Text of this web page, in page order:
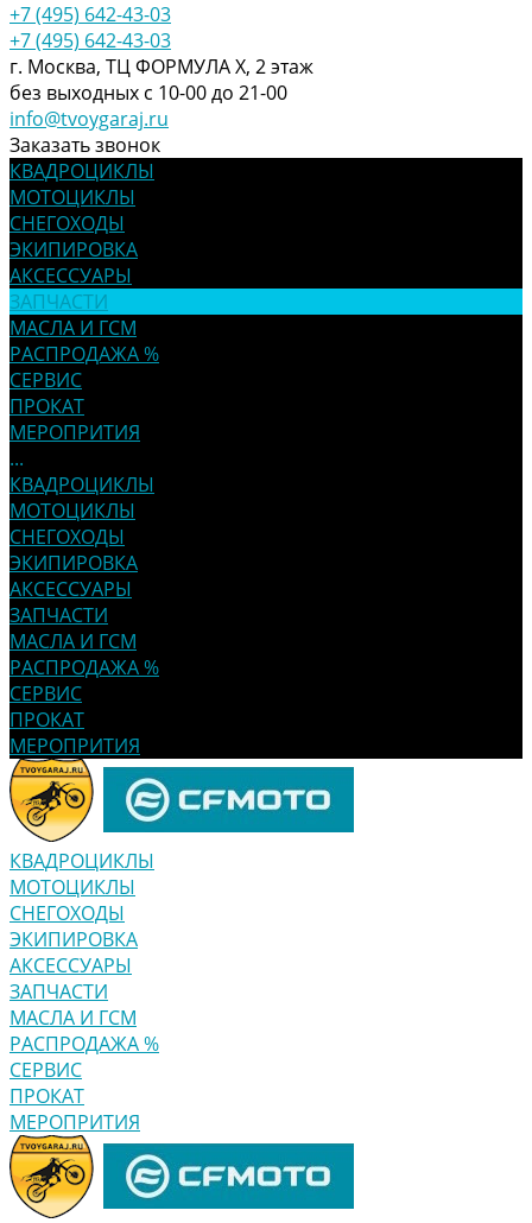
+7 (495) 642-43-03
+7 (495) 642-43-03
г. Москва, ТЦ ФОРМУЛА Х, 2 этаж
без выходных с 10-00 до 21-00
info@tvoygaraj.ru
Заказать звонок
КВАДРОЦИКЛЫ
МОТОЦИКЛЫ
СНЕГОХОДЫ
ЭКИПИРОВКА
АКСЕССУАРЫ
ЗАПЧАСТИ
МАСЛА И ГСМ
РАСПРОДАЖА %
СЕРВИС
ПРОКАТ
МЕРОПРИТИЯ
...
КВАДРОЦИКЛЫ
МОТОЦИКЛЫ
СНЕГОХОДЫ
ЭКИПИРОВКА
АКСЕССУАРЫ
ЗАПЧАСТИ
МАСЛА И ГСМ
РАСПРОДАЖА %
СЕРВИС
ПРОКАТ
МЕРОПРИТИЯ
КВАДРОЦИКЛЫ
МОТОЦИКЛЫ
СНЕГОХОДЫ
ЭКИПИРОВКА
АКСЕССУАРЫ
ЗАПЧАСТИ
МАСЛА И ГСМ
РАСПРОДАЖА %
СЕРВИС
ПРОКАТ
МЕРОПРИТИЯ